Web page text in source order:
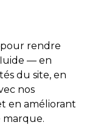
connecter
Electro et Matériel
au vendredi
pour rendre
— en
du site, en
nos
en améliorant